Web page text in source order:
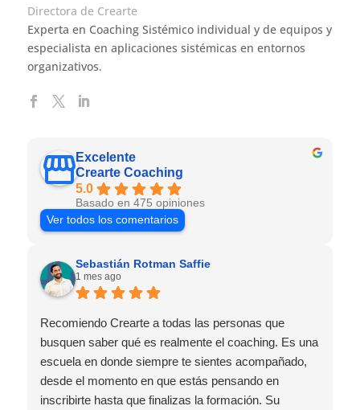
Directora de Crearte
Experta en Coaching Sistémico individual y de equipos y
especialista en aplicaciones sistémicas en entornos
organizativos.
Excelente
Crearte Coaching
5.0
Basado en 475 opiniones
Ver todos los comentarios
Sebastián Rotman Saffie
1 mes ago
Recomiendo Crearte a todas las personas que
busquen saber qué es realmente el coaching. Es una
escuela en donde siempre te sientes acompañado,
desde el momento en que estás pensando en
inscribirte hasta que finalizas la formación. Su